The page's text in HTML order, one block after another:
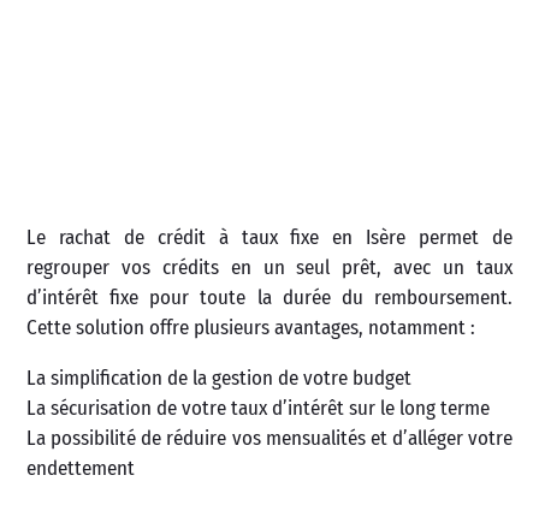
Le rachat de crédit à taux fixe en Isère permet de
regrouper vos crédits en un seul prêt, avec un taux
d’intérêt fixe pour toute la durée du remboursement.
Cette solution offre plusieurs avantages, notamment :
La simplification de la gestion de votre budget
La sécurisation de votre taux d’intérêt sur le long terme
La possibilité de réduire vos mensualités et d’alléger votre
endettement